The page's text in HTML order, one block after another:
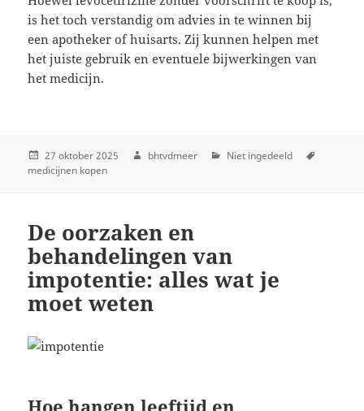
is het toch verstandig om advies in te winnen bij
een apotheker of huisarts. Zij kunnen helpen met
het juiste gebruik en eventuele bijwerkingen van
het medicijn.
27 oktober 2025 bhtvdmeer
Niet ingedeeld
medicijnen kopen
De oorzaken en
behandelingen van
impotentie: alles wat je
moet weten